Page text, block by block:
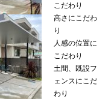
こだわり
高さにこだわ
り
人感の位置に
こだわり
土間、既設フ
ェンスにこだ
わり